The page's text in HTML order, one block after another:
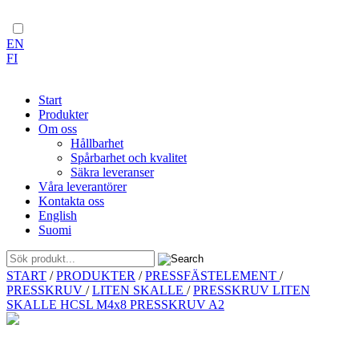
EN
FI
Start
Produkter
Om oss
Hållbarhet
Spårbarhet och kvalitet
Säkra leveranser
Våra leverantörer
Kontakta oss
English
Suomi
Skip
to
content
START /PRODUKTER /PRESSFÄSTELEMENT /
PRESSKRUV /LITEN SKALLE /PRESSKRUV LITEN
SKALLE HCSL M4x8 PRESSKRUV A2